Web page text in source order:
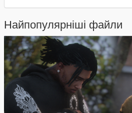
Найпопулярніші файли